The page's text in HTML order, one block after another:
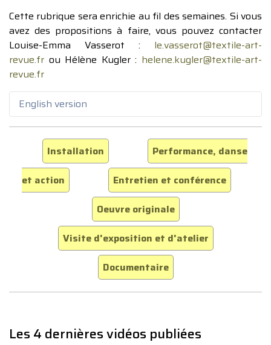
Cette rubrique sera enrichie au fil des semaines. Si vous
avez des propositions à faire, vous pouvez contacter
Louise-Emma Vasserot : le.vasserot@textile-art-
revue.fr ou Hélène Kugler : helene.kugler@textile-art-
revue.fr
English version
Installation
Performance, danse
et action
Entretien et conférence
Oeuvre originale
Visite d'exposition et d'atelier
Documentaire
Les 4 dernières vidéos publiées